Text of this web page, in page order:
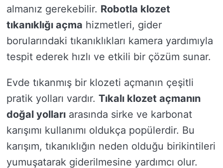
almanız gerekebilir. Robotla klozet
tıkanıklığı açma hizmetleri, gider
borularındaki tıkanıklıkları kamera yardımıyla
tespit ederek hızlı ve etkili bir çözüm sunar.
Evde tıkanmış bir klozeti açmanın çeşitli
pratik yolları vardır. Tıkalı klozet açmanın
doğal yolları arasında sirke ve karbonat
karışımı kullanımı oldukça popülerdir. Bu
karışım, tıkanıklığın neden olduğu birikintileri
yumuşatarak giderilmesine yardımcı olur.